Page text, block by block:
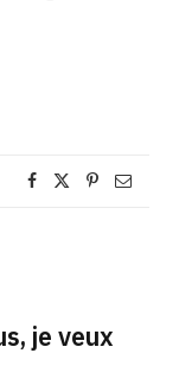
je veux